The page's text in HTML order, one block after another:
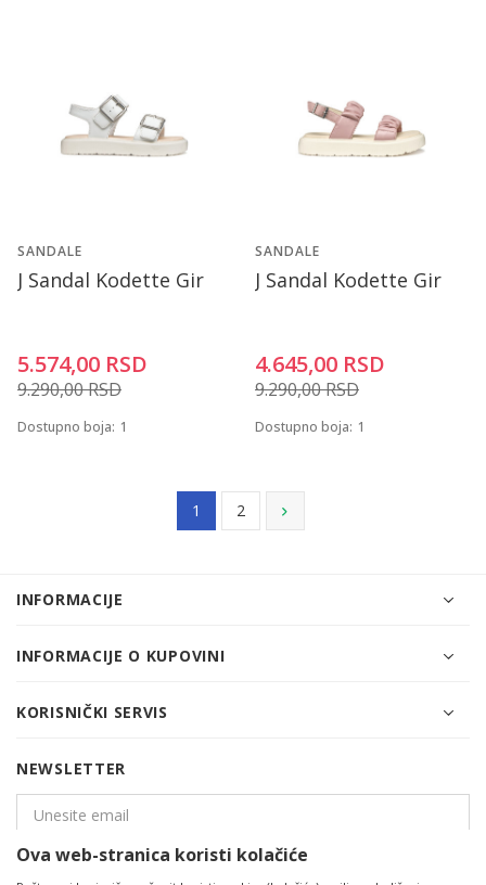
SANDALE
J Sandal Kodette Gir
5.574,00 RSD
9.290,00RSD
Dostupno boja: 1
SANDALE
J Sandal Kodette Gir
4.645,00 RSD
9.290,00RSD
Dostupno boja: 1
1 2
INFORMACIJE
INFORMACIJE O KUPOVINI
KORISNIČKI SERVIS
NEWSLETTER
Ova web-stranica koristi kolačiće